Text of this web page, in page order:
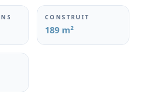
CONSTRUIT
189 m²